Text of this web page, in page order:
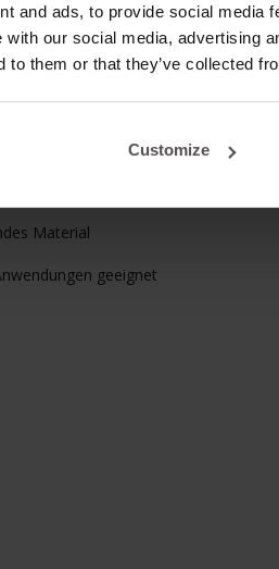
and ads, to provide social media
our social media, advertising
to them or that they’ve collected
Customize
für effektive Wärmesperre
Material
geeignet